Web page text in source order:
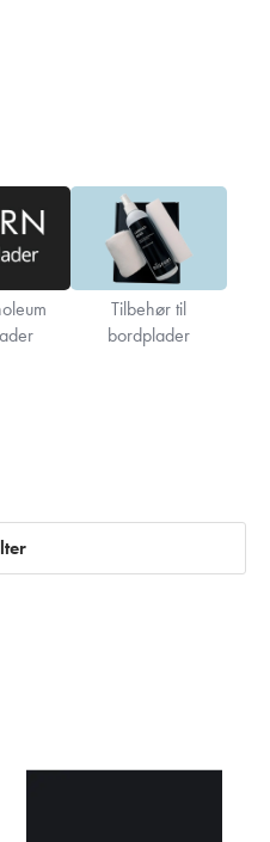
Tilbehør til
bordplader
elegant overflademateriale, der er
og er indbegrebet af høj
Linoleum forener en satinmat
på den bordplade du ønsker.